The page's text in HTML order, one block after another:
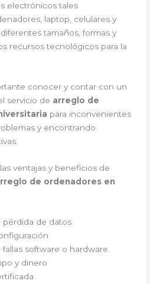
electrónicos tales
laptop, celulares y
tamaños, formas y
recursos tecnológicos para la
conocer y contar con un
servicio de arreglo de
para inconvenientes
y encontrando
ventajas y beneficios de
de ordenadores en
de datos
software o hardware.
y dinero